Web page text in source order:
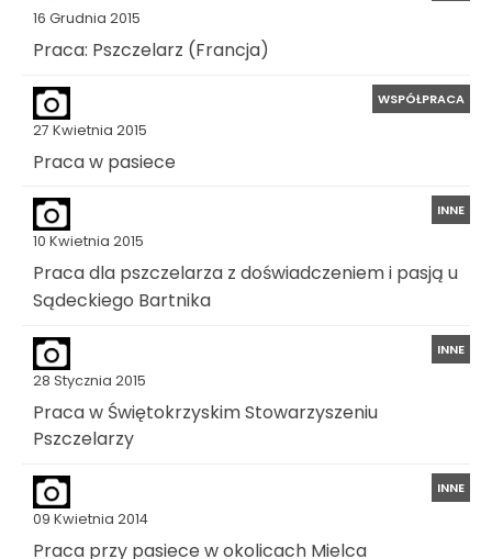
16 Grudnia 2015
Praca: Pszczelarz (Francja)
27 Kwietnia 2015
WSPÓŁPRACA
Praca w pasiece
10 Kwietnia 2015
INNE
Praca dla pszczelarza z doświadczeniem i pasją u
Sądeckiego Bartnika
28 Stycznia 2015
INNE
Praca w Świętokrzyskim Stowarzyszeniu
Pszczelarzy
09 Kwietnia 2014
INNE
Praca przy pasiece w okolicach Mielca